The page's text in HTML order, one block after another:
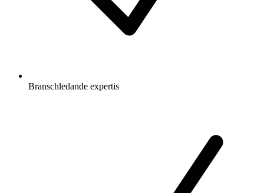
Branschledande expertis